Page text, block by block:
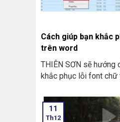
Cách giúp bạn khắc
trên word
THIÊN SƠN sẽ hướng
khắc phục lỗi font chữ
11
Th12